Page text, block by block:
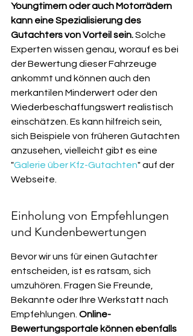
Youngtimern oder auch Motorrädern
kann eine Spezialisierung des
Gutachters von Vorteil sein. Solche
Experten wissen genau, worauf es bei
der Bewertung dieser Fahrzeuge
ankommt und können auch den
merkantilen Minderwert oder den
Wiederbeschaffungswert realistisch
einschätzen. Es kann hilfreich sein,
sich Beispiele von früheren Gutachten
anzusehen, vielleicht gibt es eine
"Galerie über Kfz-Gutachten" auf der
Webseite.
Einholung von Empfehlungen
und Kundenbewertungen
Bevor wir uns für einen Gutachter
entscheiden, ist es ratsam, sich
umzuhören. Fragen Sie Freunde,
Bekannte oder Ihre Werkstatt nach
Empfehlungen. Online-
Bewertungsportale können ebenfalls